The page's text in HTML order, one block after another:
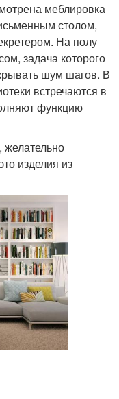
меблировка
столом,
На полу
задача которого
шум шагов. В
встречаются в
функцию
желательно
изделия из